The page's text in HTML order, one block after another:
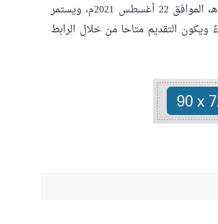
الجامعة تاريخ التقديم على هذه الوظائف ولمدة أسبوعين اعتباراً من يوم الأحد 14 محرم 1443هـ، الموافق 22 أغسطس 2021م، ويستمر
الساعة الثانية والنصف مساءً ويكون التقديم متاحا من خلال الرابط